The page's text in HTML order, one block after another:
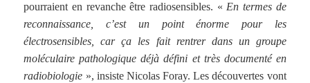
pourraient en revanche être radiosensibles. « En termes de
reconnaissance, c’est un point énorme pour les
électrosensibles, car ça les fait rentrer dans un groupe
moléculaire pathologique déjà défini et très documenté en
radiobiologie », insiste Nicolas Foray. Les découvertes vont